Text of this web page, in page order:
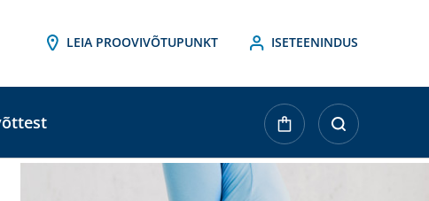
LEIA PROOVIVÕTUPUNKT ISETEENINDUS